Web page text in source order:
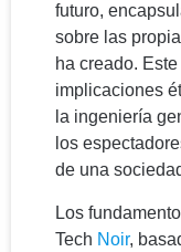
futuro,
sobre las
ha creado. Este
implicaciones
la ingeniería
los
de una
Los
Tech Noir,